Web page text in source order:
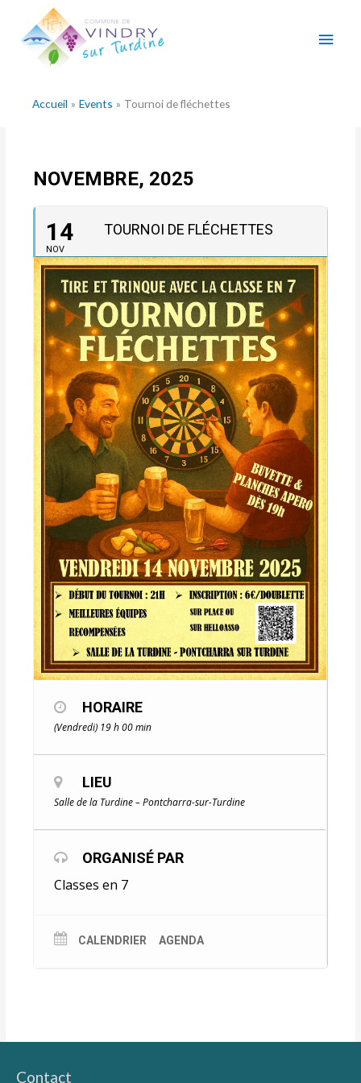
contenu
Accueil Events Tournoi de fléchettes
NOVEMBRE, 2025
14
NOV
TOURNOI DE FLÉCHETTES
HORAIRE
(Vendredi) 19 h 00 min
LIEU
Salle de la Turdine – Pontcharra-sur-Turdine
ORGANISÉ PAR
Classes en 7
CALENDRIER AGENDA
Contact